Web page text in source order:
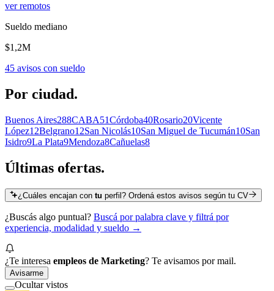
ver remotos
Sueldo mediano
$1,2M
45 avisos con sueldo
Por ciudad.
Buenos Aires288CABA51Córdoba40Rosario20Vicente
López12Belgrano12San Nicolás10San Miguel de Tucumán10San
Isidro9La Plata9Mendoza8Cañuelas8
Últimas ofertas.
¿Cuáles encajan contu perfil? Ordená estos avisos según tu CV
¿Buscás algo puntual? Buscá por palabra clave y filtrá por
experiencia, modalidad y sueldo →
¿Te interesa empleos de Marketing? Te avisamos por mail.
Avisarme
Ocultar vistos